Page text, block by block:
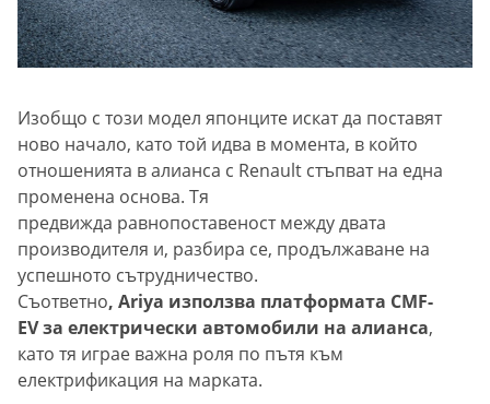
Изобщо с този модел японците искат да поставят
ново начало, като той идва в момента, в който
отношенията в алианса с Renault стъпват на една
променена основа. Тя
предвижда равнопоставеност между двата
производителя и, разбира се, продължаване на
успешното сътрудничество.
Съответно, Ariya използва платформата CMF-
EV за електрически автомобили на алианса,
като тя играе важна роля по пътя към
електрификация на марката.